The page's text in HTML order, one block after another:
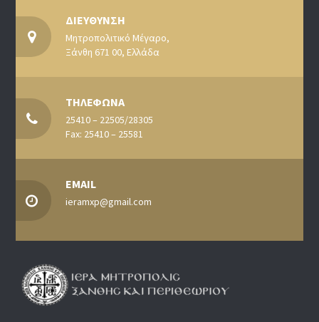
ΔΙΕΥΘΥΝΣΗ
Μητροπολιτικό Μέγαρο,
Ξάνθη 671 00, Ελλάδα
ΤΗΛΕΦΩΝΑ
25410 – 22505/28305
Fax: 25410 – 25581
EMAIL
ieramxp@gmail.com